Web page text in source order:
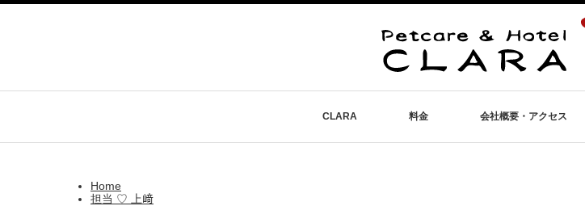
CLARA 料金 会社概要・アクセス
Home
担当 ♡ 上﨑